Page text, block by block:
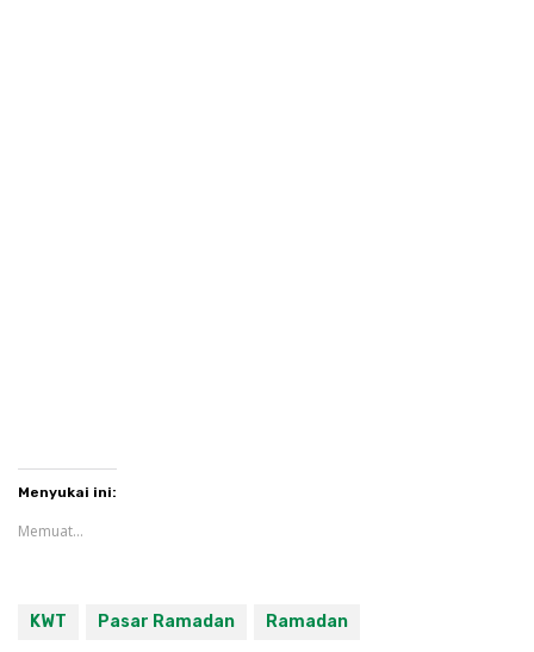
Menyukai ini:
Memuat...
KWT Pasar Ramadan Ramadan